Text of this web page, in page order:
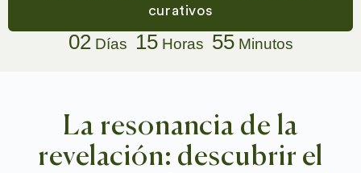
curativos
02 Días 15 Horas 55 Minutos
La resonancia de la
revelación: descubrir el